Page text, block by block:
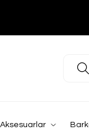
Aksesuarlar